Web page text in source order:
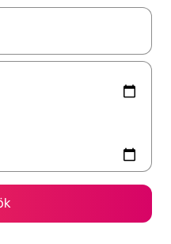
du navigera med upp- och